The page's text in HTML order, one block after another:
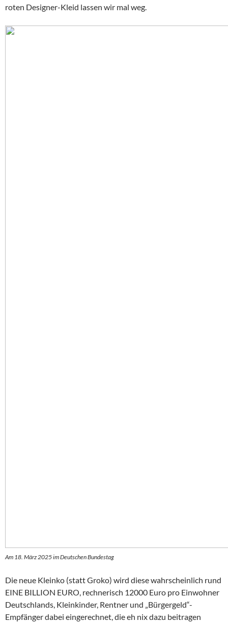
roten Designer-Kleid lassen wir mal weg.
Am 18. März 2025 im Deutschen Bundestag
Die neue Kleinko (statt Groko) wird diese wahrscheinlich rund
EINE BILLION EURO, rechnerisch 12000 Euro pro Einwohner
Deutschlands, Kleinkinder, Rentner und „Bürgergeld“-
Empfänger dabei eingerechnet, die eh nix dazu beitragen